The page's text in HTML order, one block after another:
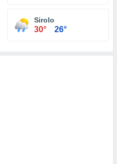
Sirolo
30° 26°